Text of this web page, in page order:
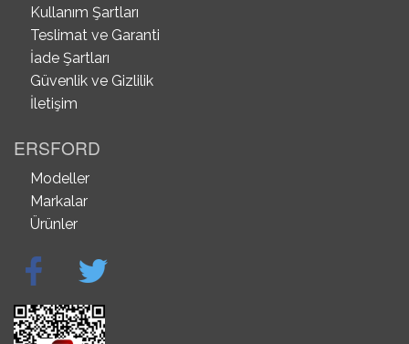
Kullanım Şartları
Teslimat ve Garanti
İade Şartları
Güvenlik ve Gizlilik
İletişim
ERSFORD
Modeller
Markalar
Ürünler